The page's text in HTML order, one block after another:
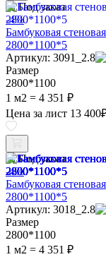
Под заказ
-4%
Бамбуковая
2800*1100*5
Артикул: 3091_2.8
Размер
2800*1100
1 м2 = 4 351 ₽
Цена за лист 13 400
Под заказ
-4%
Бамбуковая
2800*1100*5
Артикул: 3018_2.8
Размер
2800*1100
1 м2 = 4 351 ₽